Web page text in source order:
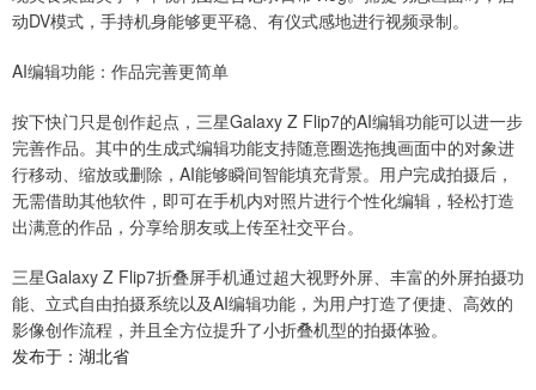
动DV模式，手持机身能够更平稳、有仪式感地进行视频录制。
AI编辑功能：作品完善更简单
按下快门只是创作起点，三星Galaxy Z Flip7的AI编辑功能可以进一步
完善作品。其中的生成式编辑功能支持随意圈选拖拽画面中的对象进
行移动、缩放或删除，AI能够瞬间智能填充背景。用户完成拍摄后，
无需借助其他软件，即可在手机内对照片进行个性化编辑，轻松打造
出满意的作品，分享给朋友或上传至社交平台。
三星Galaxy Z Flip7折叠屏手机通过超大视野外屏、丰富的外屏拍摄功
能、立式自由拍摄系统以及AI编辑功能，为用户打造了便捷、高效的
影像创作流程，并且全方位提升了小折叠机型的拍摄体验。
发布于：湖北省